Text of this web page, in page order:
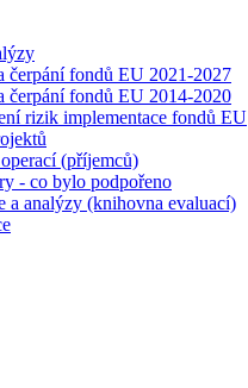
čerpání fondů EU 2021-2027
čerpání fondů EU 2014-2020
rizik implementace fondů EU
(příjemců)
- co bylo podpořeno
a analýzy (knihovna evaluací)